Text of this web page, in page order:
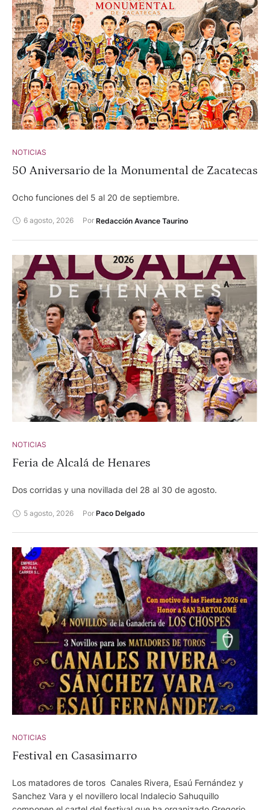
NOTICIAS
50 Aniversario de la Monumental de Zacatecas
Ocho funciones del 5 al 20 de septiembre.
6 agosto, 2026 Por Redacción Avance Taurino
NOTICIAS
Feria de Alcalá de Henares
Dos corridas y una novillada del 28 al 30 de agosto.
5 agosto, 2026 Por Paco Delgado
NOTICIAS
Festival en Casasimarro
Los matadores de toros Canales Rivera, Esaú Fernández y
Sanchez Vara y el novillero local Indalecio Sahuquillo